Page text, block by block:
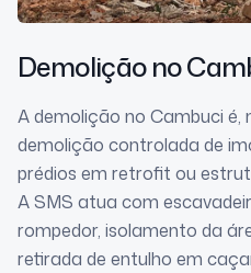
Demoliçãono
A demolição no Cambuci é,
demolição controlada de
prédios em retrofit ou
A SMS atua com
rompedor, isolamento da
retirada de entulho em